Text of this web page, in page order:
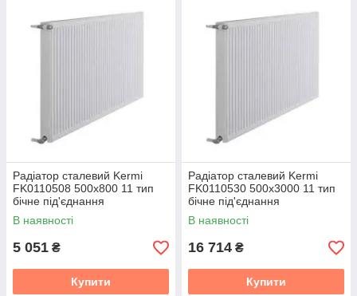
Радіатор сталевий Kermi
FK0110508 500x800 11 тип
бічне під'єднання
В наявності
5 051 ₴
Купити
Радіатор сталевий Kermi
FK0110530 500x3000 11 тип
бічне під'єднання
В наявності
16 714 ₴
Купити